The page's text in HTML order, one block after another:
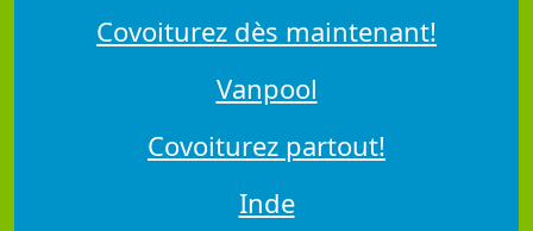
Covoiturez dès maintenant!
Vanpool
Covoiturez partout!
Inde